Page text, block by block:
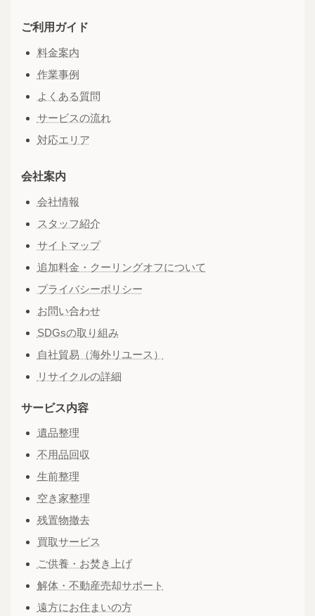
ご利用ガイド
料金案内
作業事例
よくある質問
サービスの流れ
対応エリア
会社案内
会社情報
スタッフ紹介
サイトマップ
追加料金・クーリングオフについて
プライバシーポリシー
お問い合わせ
SDGsの取り組み
自社貿易（海外リユース）
リサイクルの詳細
サービス内容
遺品整理
不用品回収
生前整理
空き家整理
残置物撤去
買取サービス
ご供養・お焚き上げ
解体・不動産売却サポート
遠方にお住まいの方